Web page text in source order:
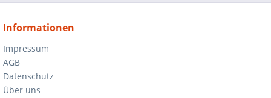
Informationen
Impressum
AGB
Datenschutz
Über uns